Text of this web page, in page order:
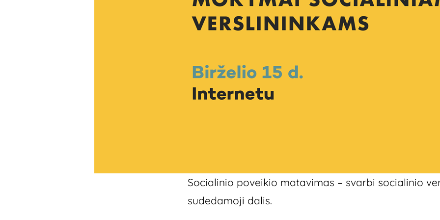
Socialinio poveikio matavimas – svarbi socialinio
sudedamoji dalis.